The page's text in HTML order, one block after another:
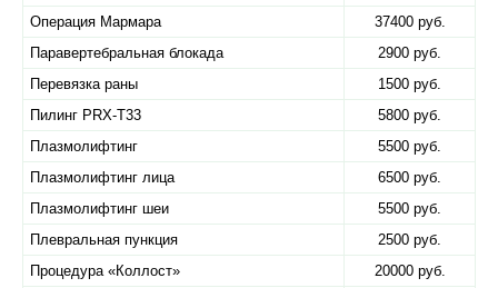
Операция Мармара
37400 руб.
Паравертебральная блокада
2900 руб.
Перевязка раны
1500 руб.
Пилинг PRX-T33
5800 руб.
Плазмолифтинг
5500 руб.
Плазмолифтинг лица
6500 руб.
Плазмолифтинг шеи
5500 руб.
Плевральная пункция
2500 руб.
Процедура «Коллост»
20000 руб.